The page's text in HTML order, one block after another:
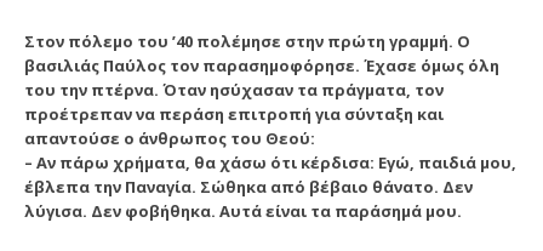
Στον πόλεμο του ’40 πολέμησε στην πρώτη γραμμή. Ο
βασιλιάς Παύλος τον παρασημοφόρησε. Έχασε όμως όλη
του την πτέρνα. Όταν ησύχασαν τα πράγματα, τον
προέτρεπαν να περάση επιτροπή για σύνταξη και
απαντούσε ο άνθρωπος του Θεού:
– Αν πάρω χρήματα, θα χάσω ότι κέρδισα: Εγώ, παιδιά μου,
έβλεπα την Παναγία. Σώθηκα από βέβαιο θάνατο. Δεν
λύγισα. Δεν φοβήθηκα. Αυτά είναι τα παράσημά μου.